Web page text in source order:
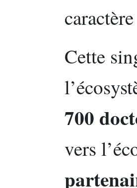
Cette
700
vers